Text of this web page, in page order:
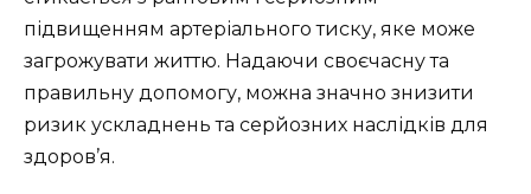
підвищенням артеріального тиску, яке може
загрожувати життю. Надаючи своєчасну та
правильну допомогу, можна значно знизити
ризик ускладнень та серйозних наслідків для
здоров’я.